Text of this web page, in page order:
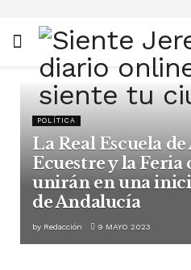
POLÍTICA
La Real Escuela
Ecuestre y la Feria
unirán en una
de Andalucía
by Redacción 9 MAYO 2023